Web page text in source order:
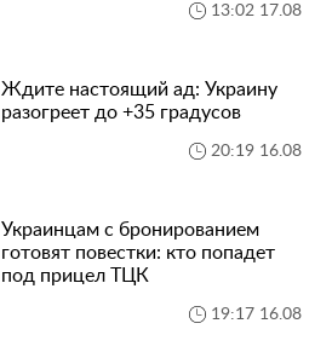
13:02 17.08
Ждите настоящий ад: Украину
разогреет до +35 градусов
20:19 16.08
Украинцам с бронированием
готовят повестки: кто попадет
под прицел ТЦК
19:17 16.08